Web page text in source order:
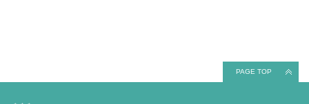
PAGE TOP